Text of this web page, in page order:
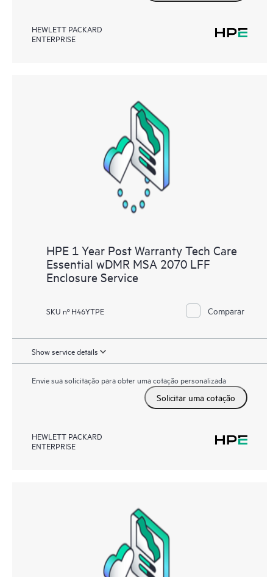
HEWLETT PACKARD
ENTERPRISE
HPE 1 Year Post Warranty Tech Care
Essential wDMR MSA 2070 LFF
Enclosure Service
SKU nº H46YTPE Comparar
Show service details
Envie sua solicitação para obter uma cotação personalizada
Solicitar uma cotação
HEWLETT PACKARD
ENTERPRISE